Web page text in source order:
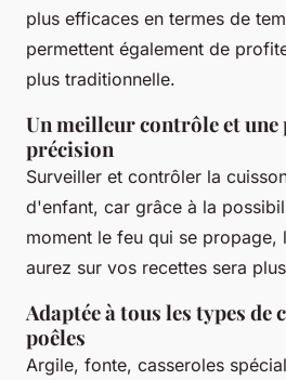
plus efficaces en termes de
permettent également de
plus traditionnelle.
Un meilleur contrôle et une
précision
Surveiller et contrôler la
d'enfant, car grâce à la
moment le feu qui se propage,
aurez sur vos recettes sera
Adaptée à tous les types de
poêles
Argile, fonte, casseroles